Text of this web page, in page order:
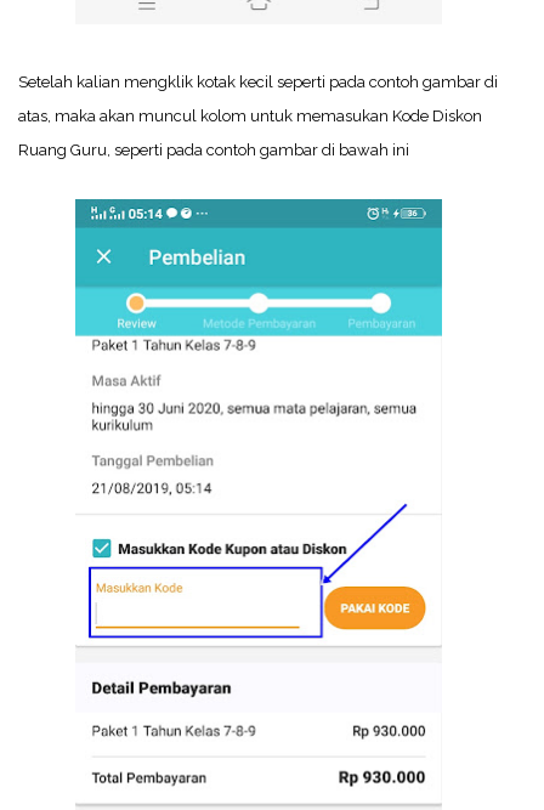
Setelah kalian mengklik kotak kecil seperti pada contoh gambar di
atas, maka akan muncul kolom untuk memasukan Kode Diskon
Ruang Guru, seperti pada contoh gambar di bawah ini